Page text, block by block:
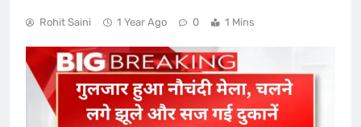
Rohit Saini 1 Year Ago 0 1 Mins